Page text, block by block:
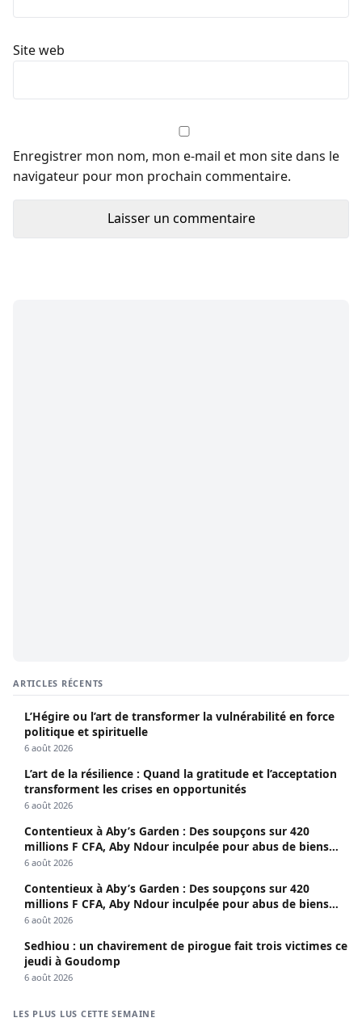
Site web
Enregistrer mon nom, mon e-mail et mon site dans le
navigateur pour mon prochain commentaire.
ARTICLES RÉCENTS
L’Hégire ou l’art de transformer la vulnérabilité en force
politique et spirituelle
6 août 2026
L’art de la résilience : Quand la gratitude et l’acceptation
transforment les crises en opportunités
6 août 2026
Contentieux à Aby’s Garden : Des soupçons sur 420
millions F CFA, Aby Ndour inculpée pour abus de biens
sociaux
6 août 2026
Contentieux à Aby’s Garden : Des soupçons sur 420
millions F CFA, Aby Ndour inculpée pour abus de biens
sociaux
6 août 2026
Sedhiou : un chavirement de pirogue fait trois victimes ce
jeudi à Goudomp
6 août 2026
LES PLUS LUS CETTE SEMAINE